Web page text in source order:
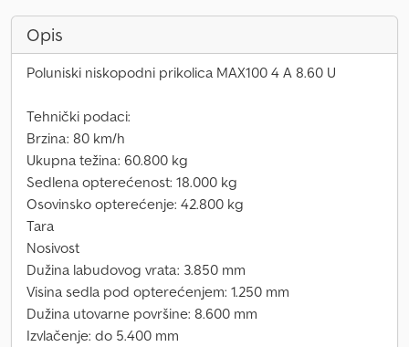
Opis
Poluniski niskopodni prikolica MAX100 4 A 8.60 U
Tehnički podaci:
Brzina: 80 km/h
Ukupna težina: 60.800 kg
Sedlena opterećenost: 18.000 kg
Osovinsko opterećenje: 42.800 kg
Tara
Nosivost
Dužina labudovog vrata: 3.850 mm
Visina sedla pod opterećenjem: 1.250 mm
Dužina utovarne površine: 8.600 mm
Izvlačenje: do 5.400 mm